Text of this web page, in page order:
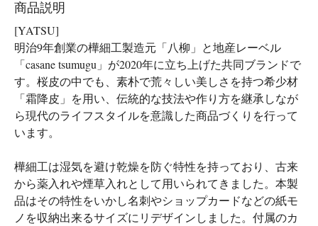
商品説明
[YATSU]
明治9年創業の樺細工製造元「八柳」と地産レーベル
「casane tsumugu」が2020年に立ち上げた共同ブランドで
す。桜皮の中でも、素朴で荒々しい美しさを持つ希少材
「霜降皮」を用い、伝統的な技法や作り方を継承しなが
ら現代のライフスタイルを意識した商品づくりを行って
います。
樺細工は湿気を避け乾燥を防ぐ特性を持っており、古来
から薬入れや煙草入れとして用いられてきました。本製
品はその特性をいかし名刺やショップカードなどの紙モ
ノを収納出来るサイズにリデザインしました。付属のカ